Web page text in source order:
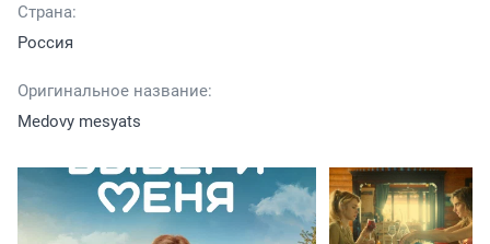
Страна:
Россия
Оригинальное название:
Medovy mesyats